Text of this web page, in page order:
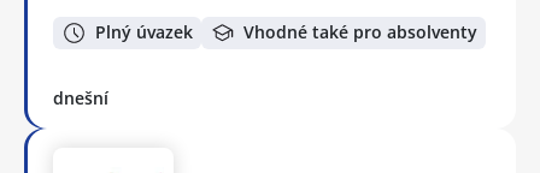
Plný úvazek Vhodné také pro absolventy
dnešní